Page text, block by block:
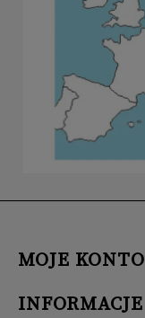
MOJE KONTO
INFORMACJE